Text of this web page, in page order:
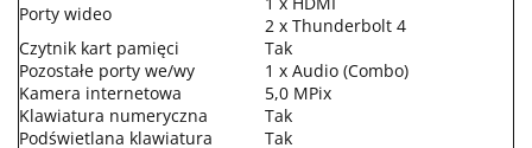
Porty wideo
2 x Thunderbolt 4
Czytnik kart pamięci
Tak
Pozostałe porty we/wy
1 x Audio (Combo)
Kamera internetowa
5,0 MPix
Klawiatura numeryczna
Tak
Podświetlana klawiatura
Tak